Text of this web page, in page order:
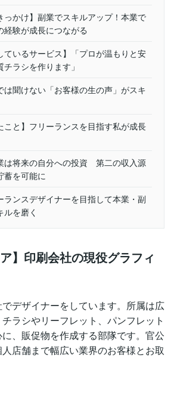
っかけ】副業でスキルアップ！本業で
験が成長につながる
ているサービス】「プロが温もりと安
ラシを作ります」
は聞けない「お客様の生の声」がスキ
こと】フリーランスを目指す私が成長
は将来の自分への投資 第二の収入源
蓄を可能に
ランスデザイナーを目指して本業・副
を磨く
】印刷会社の現役グラフィ
デザイナーをしています。所属は広
ラシやリーフレット、パンフレット
、販促物を作成する部隊です。官公
店舗まで幅広い業界のお客様とお取